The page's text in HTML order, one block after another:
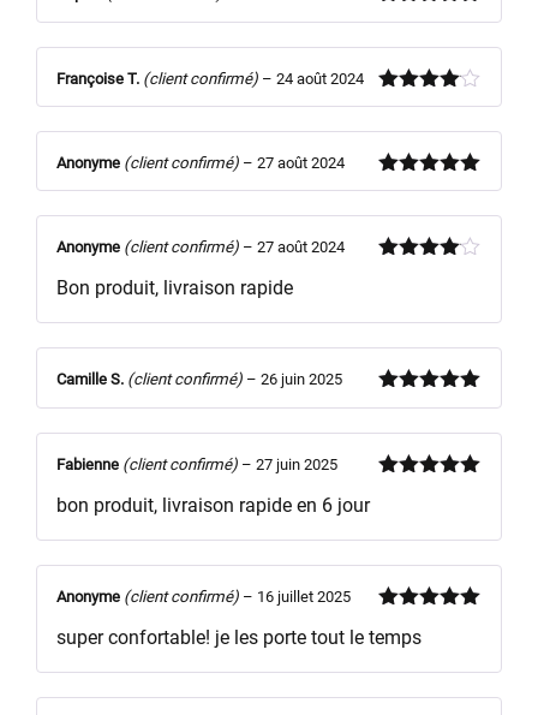
Note5sur
Note4
Françoise T. (client confirmé) – 24 août 2024
Note5sur
Anonyme (client confirmé) – 27 août 2024
Anonyme (client confirmé) – 27 août 2024
Bon produit, livraison rapide
Note5sur
Camille S. (client confirmé) – 26 juin 2025
Fabienne (client confirmé) – 27 juin 2025
bon produit, livraison rapide en 6 jour
5
Anonyme (client confirmé) – 16 juillet 2025
super confortable! je les porte tout le temps